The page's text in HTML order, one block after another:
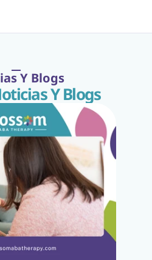
Y Blogs
Y Blogs